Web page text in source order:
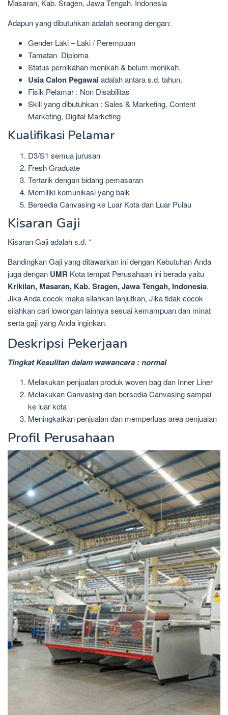
Masaran, Kab. Sragen, Jawa Tengah, Indonesia
Adapun yang dibutuhkan adalah seorang dengan:
Gender Laki – Laki / Perempuan
Tamatan Diploma
Status pernikahan menikah & belum menikah.
Usia Calon Pegawaiadalah antara s.d. tahun.
Fisik Pelamar : Non Disabilitas
Skill yang dibutuhkan : Sales & Marketing, Content
Marketing, Digital Marketing
Kualifikasi Pelamar
D3/S1 semua jurusan
Fresh Graduate
Tertarik dengan bidang pemasaran
Memiliki komunikasi yang baik
Bersedia Canvasing ke Luar Kota dan Luar Pulau
Kisaran Gaji
Kisaran Gaji adalah s.d. *
Bandingkan Gaji yang ditawarkan ini dengan Kebutuhan Anda
juga dengan UMR Kota tempat Perusahaan ini berada yaitu
Krikilan, Masaran, Kab. Sragen, Jawa Tengah, Indonesia,
Jika Anda cocok maka silahkan lanjutkan, Jika tidak cocok
silahkan cari lowongan lainnya sesuai kemampuan dan minat
serta gaji yang Anda inginkan.
Deskripsi Pekerjaan
Tingkat Kesulitan dalam wawancara : normal
Melakukan penjualan produk woven bag dan Inner Liner
Melakukan Canvasing dan bersedia Canvasing sampai
ke luar kota
Meningkatkan penjualan dan memperluas area penjualan
Profil Perusahaan